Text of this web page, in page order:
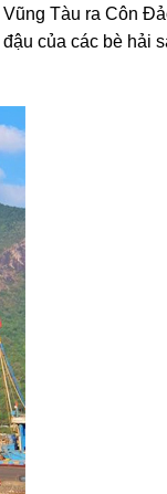
Tàu ra Côn
của các bè hải